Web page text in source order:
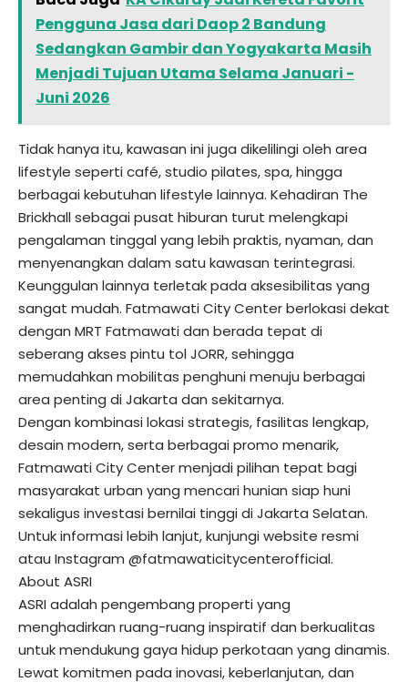
Pengguna Jasa dari Daop 2 Bandung
Sedangkan Gambir dan Yogyakarta Masih
Menjadi Tujuan Utama Selama Januari -
Juni 2026
Tidak hanya itu, kawasan ini juga dikelilingi oleh area
lifestyle seperti café, studio pilates, spa, hingga
berbagai kebutuhan lifestyle lainnya. Kehadiran The
Brickhall sebagai pusat hiburan turut melengkapi
pengalaman tinggal yang lebih praktis, nyaman, dan
menyenangkan dalam satu kawasan terintegrasi.
Keunggulan lainnya terletak pada aksesibilitas yang
sangat mudah. Fatmawati City Center berlokasi dekat
dengan MRT Fatmawati dan berada tepat di
seberang akses pintu tol JORR, sehingga
memudahkan mobilitas penghuni menuju berbagai
area penting di Jakarta dan sekitarnya.
Dengan kombinasi lokasi strategis, fasilitas lengkap,
desain modern, serta berbagai promo menarik,
Fatmawati City Center menjadi pilihan tepat bagi
masyarakat urban yang mencari hunian siap huni
sekaligus investasi bernilai tinggi di Jakarta Selatan.
Untuk informasi lebih lanjut, kunjungi website resmi
atau Instagram @fatmawaticitycenterofficial.
About ASRI
ASRI adalah pengembang properti yang
menghadirkan ruang-ruang inspiratif dan berkualitas
untuk mendukung gaya hidup perkotaan yang dinamis.
Lewat komitmen pada inovasi, keberlanjutan, dan